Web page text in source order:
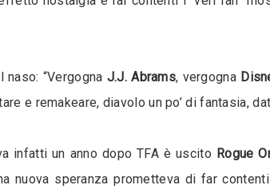
“Vergogna J.J. Abrams, vergogna
e remakeare, diavolo un po’ di fantasia,
infatti un anno dopo TFA è uscito Rogue
nuova speranza prometteva di far